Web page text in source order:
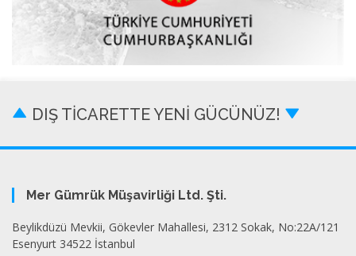
DIŞ TİCARETTE YENİ GÜCÜNÜZ!
Mer Gümrük Müşavirliği Ltd. Şti.
Beylikdüzü Mevkii, Gökevler Mahallesi, 2312 Sokak, No:22A/121
Esenyurt 34522 İstanbul